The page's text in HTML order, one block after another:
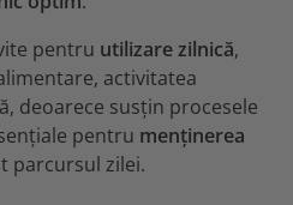
pentru utilizare zilnică,
activitatea
deoarece susțin procesele
pentru menținerea
parcursul zilei.